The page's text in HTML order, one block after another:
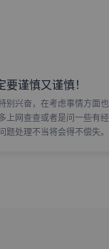
谨慎又谨慎！
别兴奋，在考虑事情方面也
上网查查或者是问一些有经
处理不当将会得不偿失。